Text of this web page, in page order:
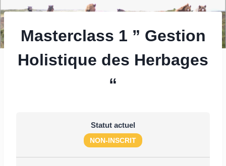
Masterclass 1 ” Gestion
Holistique des Herbages
“
Statut actuel
NON-INSCRIT